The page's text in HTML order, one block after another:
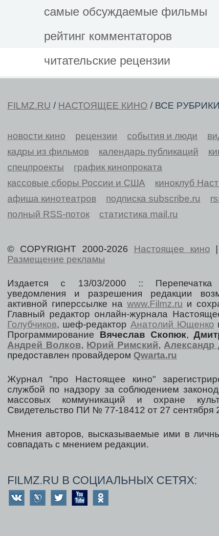
самые обсуждаемые фильмы
рейтинг комментаторов
читательские рецензии
FILMZ.RU / НАСТОЯЩЕЕ КИНО / ВСЕ
новости кино рецензии события и люди
кадры из фильмов
календарь публикаций
спецпроекты
график кинопроката
кассовые сборы России и США
киноклуб
афиша кинотеатров
подписка subscribe.ru
полный RSS-поток
статистика mail.ru
© COPYRIGHT 2000-2026 Настоящее кино
Размещение рекламы
Издается с 13/03/2000 :: Перепечатка
уведомления и разрешения редакции
активной гиперссылке на www.Filmz.ru и
Главный редактор онлайн-журнала
Голубчиков, шеф-редактор Анатолий Ющенко
Программирование Вячеслав Скопюк,
Андрей Волков, Юрий Римский, Александр
предоставлен провайдером Qwarta.ru
Журнал "про Настоящее кино"
службой по надзору за соблюдением
массовых коммуникаций и охране
Свидетельство ПИ № 77-18412 от 27 сентября
Мнения авторов, высказываемые ими в
совпадать с мнением редакции.
FILMZ.RU В СОЦИАЛЬНЫХ СЕТЯХ: